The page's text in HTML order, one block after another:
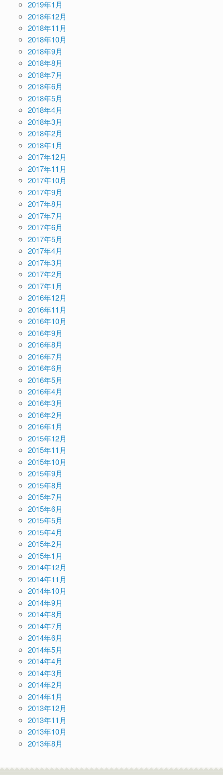
2019年1月
2018年12月
2018年11月
2018年10月
2018年9月
2018年8月
2018年7月
2018年6月
2018年5月
2018年4月
2018年3月
2018年2月
2018年1月
2017年12月
2017年11月
2017年10月
2017年9月
2017年8月
2017年7月
2017年6月
2017年5月
2017年4月
2017年3月
2017年2月
2017年1月
2016年12月
2016年11月
2016年10月
2016年9月
2016年8月
2016年7月
2016年6月
2016年5月
2016年4月
2016年3月
2016年2月
2016年1月
2015年12月
2015年11月
2015年10月
2015年9月
2015年8月
2015年7月
2015年6月
2015年5月
2015年4月
2015年2月
2015年1月
2014年12月
2014年11月
2014年10月
2014年9月
2014年8月
2014年7月
2014年6月
2014年5月
2014年4月
2014年3月
2014年2月
2014年1月
2013年12月
2013年11月
2013年10月
2013年8月